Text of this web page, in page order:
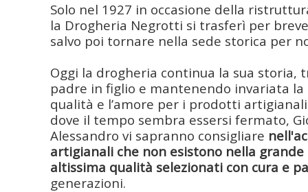
Solo nel 1927 in occasione della
la Drogheria Negrotti si trasferì per
salvo poi tornare nella sede storica per
Oggi la drogheria continua la sua storia,
padre in figlio e mantenendo invariata la
qualità e l’amore per i prodotti
dove il tempo sembra essersi fermato,
Alessandro vi sapranno consigliare
artigianali che non esistono nella
altissima qualità selezionati con cura e
generazioni.